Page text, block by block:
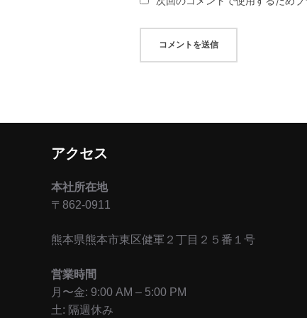
アクセス
本社所在地
〒862-0911
熊本県熊本市東区健軍２丁目２５番１号
営業時間
月〜金: 9:00 AM – 5:00 PM
土: 隔週休み